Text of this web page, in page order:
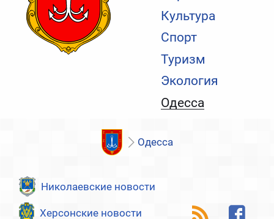
Культура
Спорт
Туризм
Экология
Одесса
Одесса
Николаевские новости
Херсонские новости